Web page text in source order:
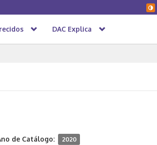
DAC Explica
de Catálogo: 2020